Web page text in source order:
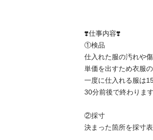
❣️仕事内容❣️
①検品
仕入れた服の汚れや
単価を出すため衣服の
一度に仕入れる服は
30分前後で終わります
②採寸
決まった箇所を採寸